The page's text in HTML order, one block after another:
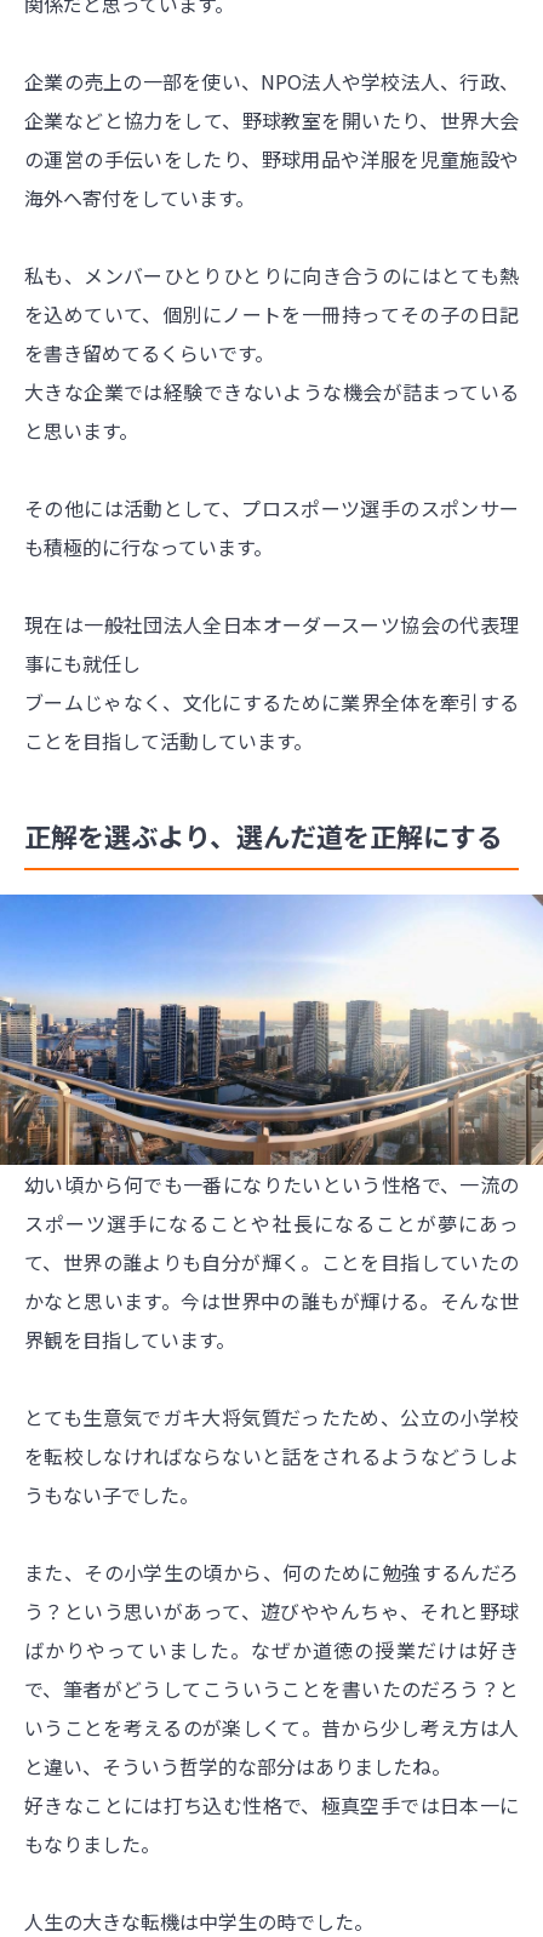
企業の売上の一部を使い、NPO法人や学校法人、行政、
企業などと協力をして、野球教室を開いたり、世界大会
の運営の手伝いをしたり、野球用品や洋服を児童施設や
海外へ寄付をしています。
私も、メンバーひとりひとりに向き合うのにはとても熱
を込めていて、個別にノートを一冊持ってその子の日記
を書き留めてるくらいです。
大きな企業では経験できないような機会が詰まっている
と思います。
その他には活動として、プロスポーツ選手のスポンサー
も積極的に行なっています。
現在は一般社団法人全日本オーダースーツ協会の代表理
事にも就任し
ブームじゃなく、文化にするために業界全体を牽引する
ことを目指して活動しています。
正解を選ぶより、選んだ道を正解にする
幼い頃から何でも一番になりたいという性格で、一流の
スポーツ選手になることや社長になることが夢にあっ
て、世界の誰よりも自分が輝く。ことを目指していたの
かなと思います。今は世界中の誰もが輝ける。そんな世
界観を目指しています。
とても生意気でガキ大将気質だったため、公立の小学校
を転校しなければならないと話をされるようなどうしよ
うもない子でした。
また、その小学生の頃から、何のために勉強するんだろ
う？という思いがあって、遊びややんちゃ、それと野球
ばかりやっていました。なぜか道徳の授業だけは好き
で、筆者がどうしてこういうことを書いたのだろう？と
いうことを考えるのが楽しくて。昔から少し考え方は人
と違い、そういう哲学的な部分はありましたね。
好きなことには打ち込む性格で、極真空手では日本一に
もなりました。
人生の大きな転機は中学生の時でした。